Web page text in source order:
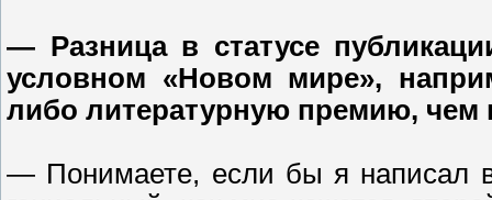
— Разница в статусе
условном «Новом мире»,
либо литературную премию, чем
— Понимаете, если бы я написал